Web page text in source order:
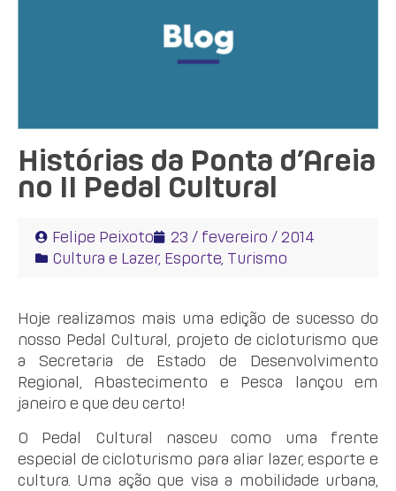
Histórias da Ponta d’Areia
no II Pedal Cultural
Felipe Peixoto
23 / fevereiro / 2014
Cultura e Lazer, Esporte Turismo
Hoje realizamos mais uma edição de sucesso do
nosso Pedal Cultural, projeto de cicloturismo que
a Secretaria de Estado de Desenvolvimento
Regional, Abastecimento e Pesca lançou em
janeiro e que deu certo!
O Pedal Cultural nasceu como uma frente
especial de cicloturismo para aliar lazer, esporte e
cultura. Uma ação que visa a mobilidade urbana,